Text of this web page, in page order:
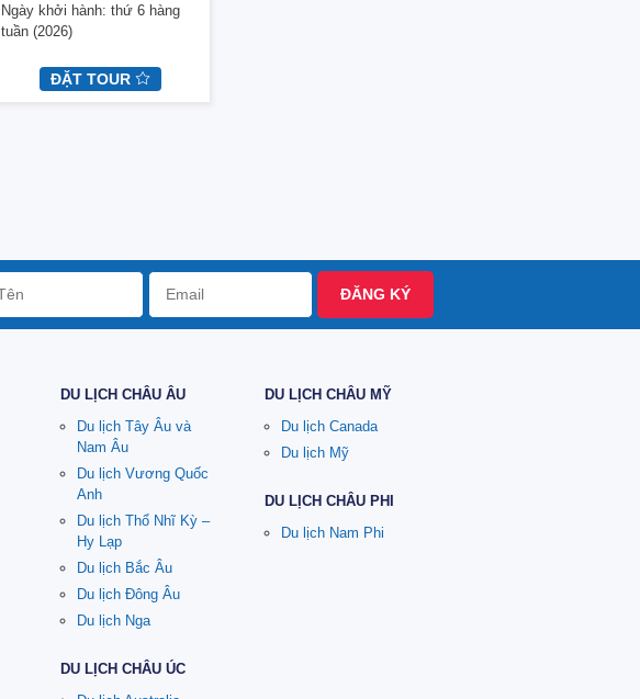
Ngày khởi hành: thứ 6 hàng
tuần (2026)
ĐẶT TOUR
ĐĂNG KÝ
DU LỊCH CHÂU ÂU
Du lịch Tây Âu và
Nam Âu
Du lịch Vương Quốc
Anh
Du lịch Thổ Nhĩ Kỳ –
Hy Lạp
Du lịch Bắc Âu
Du lịch Đông Âu
Du lịch Nga
DU LỊCH CHÂU ÚC
DU LỊCH CHÂU MỸ
Du lịch Canada
Du lịch Mỹ
DU LỊCH CHÂU PHI
Du lịch Nam Phi